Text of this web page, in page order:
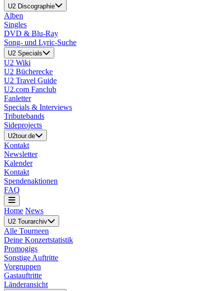
U2 Discographie
Alben
Singles
DVD & Blu-Ray
Song- und Lyric-Suche
U2 Specials
U2 Wiki
U2 Bücherecke
U2 Travel Guide
U2.com Fanclub
Fanletter
Specials & Interviews
Tributebands
Sideprojects
U2tour.de
Kontakt
Newsletter
Kalender
Kontakt
Spendenaktionen
FAQ
Home News
U2 Tourarchiv
Alle Tourneen
Deine Konzertstatistik
Promogigs
Sonstige Auftritte
Vorgruppen
Gastauftritte
Länderansicht